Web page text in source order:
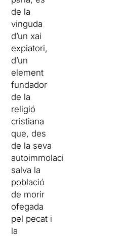
de la
vinguda
d’un xai
expiatori,
d’un
element
fundador
de la
religió
cristiana
que, des
de la seva
autoimmolació,
salva la
població
de morir
ofegada
pel pecat i
la